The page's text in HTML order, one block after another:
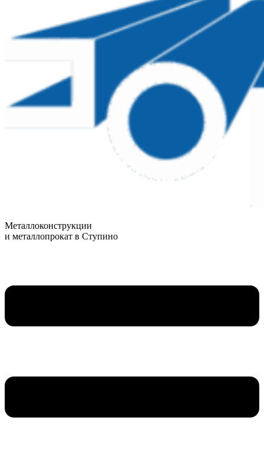
Металлоконструкции
и металлопрокат в Ступино